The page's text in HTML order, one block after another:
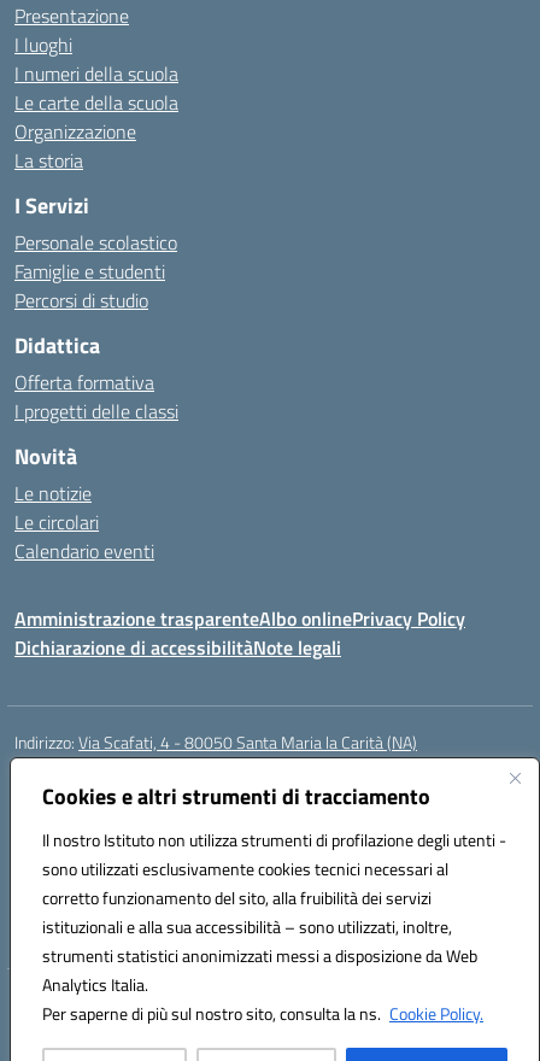
Cookies e altri strumenti di tracciamento
Il nostro Istituto non utilizza strumenti di profilazione degli utenti -
sono utilizzati esclusivamente cookies tecnici necessari al
corretto funzionamento del sito, alla fruibilità dei servizi
istituzionali e alla sua accessibilità – sono utilizzati, inoltre,
strumenti statistici anonimizzati messi a disposizione da Web
Analytics Italia.
Per saperne di più sul nostro sito, consulta la ns. Cookie Policy.
Presentazione
I luoghi
I numeri della scuola
Le carte della scuola
Organizzazione
La storia
I Servizi
Personale scolastico
Famiglie e studenti
Percorsi di studio
Didattica
Offerta formativa
I progetti delle classi
Novità
Le notizie
Le circolari
Calendario eventi
Amministrazione trasparenteAlbo onlinePrivacy Policy
Dichiarazione di accessibilitàNote legali
Indirizzo:Via Scafati, 4 - 80050 Santa Maria la Carità (NA)
Centralino:
Posta elettronica certificata (PEC):NAEE21900T@pec.istruzione.it
Codice fiscale: 90016250632
Codice meccanografico:NAEE21900T
Codice Indice delle Pubbliche Amministrazioni (IPA): istsc_naee21900t
Codice unico di fatturazione (CUF): UFZ0X6
Hosting & Powered by 3D Solution S.r.l.
Concept & Design by Designers Italia